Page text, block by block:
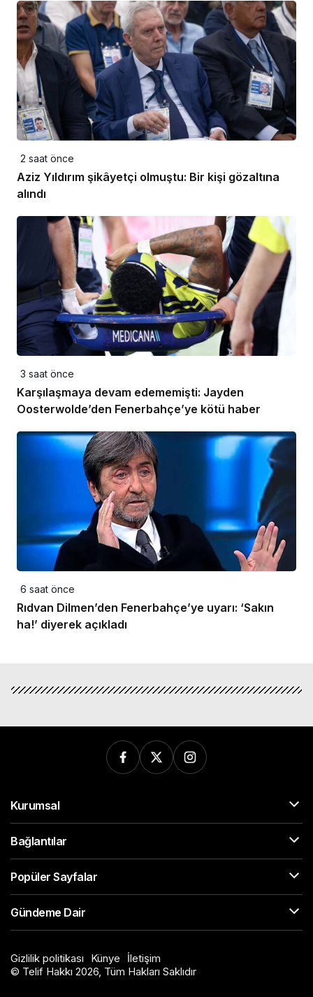
2 saat önce
Aziz Yıldırım şikâyetçi olmuştu: Bir kişi gözaltına
alındı
3 saat önce
Karşılaşmaya devam edememişti: Jayden
Oosterwolde’den Fenerbahçe’ye kötü haber
6 saat önce
Rıdvan Dilmen’den Fenerbahçe’ye uyarı: ‘Sakın
ha!’ diyerek açıkladı
Kurumsal
Bağlantılar
Popüler Sayfalar
Gündeme Dair
Gizlilik politikası Künye
İletişim
© Telif Hakkı 2026, Tüm Hakları Saklıdır